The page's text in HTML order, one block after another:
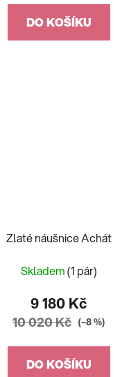
DO KOŠÍKU
Zlaté náušnice Achát
Skladem(1 pár)
9 180 Kč
10 020 Kč (–8 %)
DO KOŠÍKU